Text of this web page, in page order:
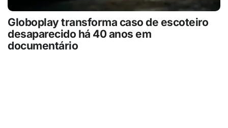
Globoplay transforma caso de escoteiro
desaparecido há 40 anos em
documentário